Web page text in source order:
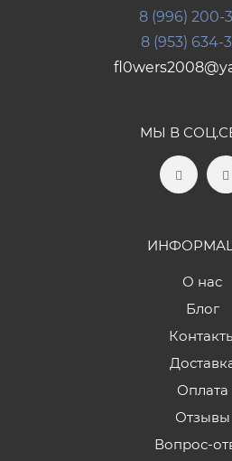
8 (996) 200-
8 (953) 634-
МЫ В
О нас
Блог
Оплата
Отзывы
Вопрос-